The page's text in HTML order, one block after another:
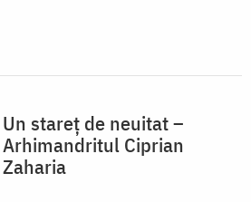
Un stareț de neuitat –
Arhimandritul Ciprian
Zaharia